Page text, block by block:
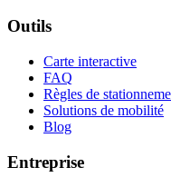
Outils
Carte interactive
FAQ
Règles de
Solutions de mobilité
Blog
Entreprise